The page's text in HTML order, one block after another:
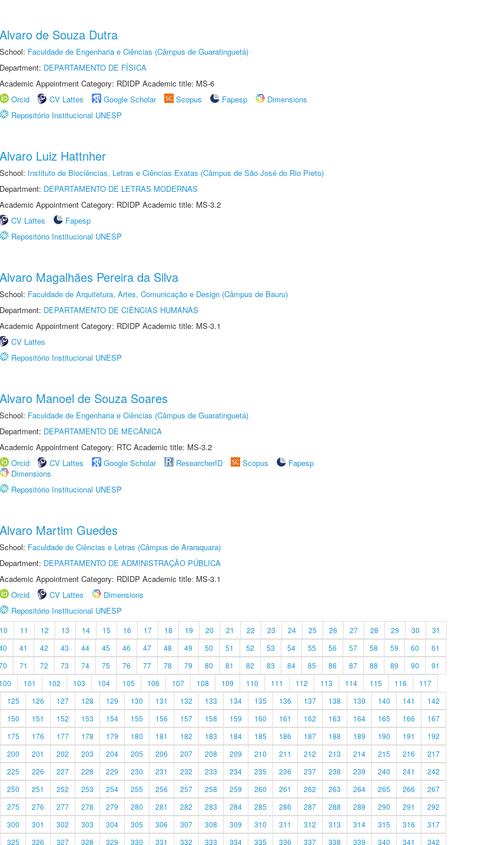
Alvaro de Souza Dutra
School: Faculdade de Engenharia e Ciências (Câmpus de Guaratinguetá)
Department: DEPARTAMENTO DE FÍSICA
Academic Appointment Category: RDIDP Academic title: MS-6
Orcid
CV Lattes Google Scholar Scopus Fapesp
Dimensions
Repositório Institucional UNESP
Alvaro Luiz Hattnher
School: Instituto de Biociências, Letras e Ciências Exatas (Câmpus de São José do Rio Preto)
Department: DEPARTAMENTO DE LETRAS MODERNAS
Academic Appointment Category: RDIDP Academic title: MS-3.2
CV Lattes
Fapesp
Repositório Institucional UNESP
Alvaro Magalhães Pereira da Silva
School: Faculdade de Arquitetura, Artes, Comunicação e Design (Câmpus de Bauru)
Department: DEPARTAMENTO DE CIÊNCIAS HUMANAS
Academic Appointment Category: RDIDP Academic title: MS-3.1
CV Lattes
Repositório Institucional UNESP
Alvaro Manoel de Souza Soares
School: Faculdade de Engenharia e Ciências (Câmpus de Guaratinguetá)
Department: DEPARTAMENTO DE MECÂNICA
Academic Appointment Category: RTC Academic title: MS-3.2
Orcid
CV Lattes Google Scholar ResearcherID Scopus
Fapesp
Dimensions
Repositório Institucional UNESP
Alvaro Martim Guedes
School: Faculdade de Ciências e Letras (Câmpus de Araraquara)
Department: DEPARTAMENTO DE ADMINISTRAÇÃO PÚBLICA
Academic Appointment Category: RDIDP Academic title: MS-3.1
Orcid
CV Lattes
Dimensions
Repositório Institucional UNESP
10 11 12 13 14 15 16 17 18 19 20 21 22 23 24 25 26 27 28 29 30
31
41 42 43 44 45 46 47 48 49 50 51 52 53 54 55 56 57 58 59 60
61
71 72 73 74 75 76 77 78 79 80 81 82 83 84 85 86 87 88 89 90
91
100 101 102 103 104 105 106 107 108 109 110 111 112 113 114 115 116
117
125 126 127 128 129 130 131 132 133 134 135 136 137 138 139 140 141
142
150 151 152 153 154 155 156 157 158 159 160 161 162 163 164 165 166
167
175 176 177 178 179 180 181 182 183 184 185 186 187 188 189 190 191
192
200 201 202 203 204 205 206 207 208 209 210 211 212 213 214 215 216
217
225 226 227 228 229 230 231 232 233 234 235 236 237 238 239 240 241
242
250 251 252 253 254 255 256 257 258 259 260 261 262 263 264 265 266
267
275 276 277 278 279 280 281 282 283 284 285 286 287 288 289 290 291
292
300 301 302 303 304 305 306 307 308 309 310 311 312 313 314 315 316
317
325 326 327 328 329 330 331 332 333 334 335 336 337 338 339 340 341 342